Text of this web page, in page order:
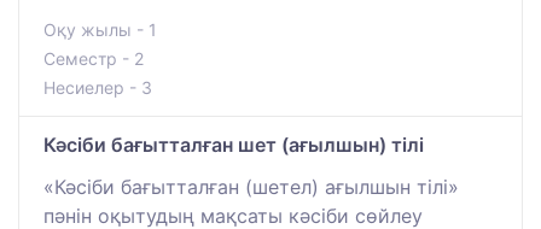
Оқу жылы - 1
Семестр - 2
Несиелер - 3
Кәсіби бағытталған шет (ағылшын) тілі
«Кәсіби бағытталған (шетел) ағылшын тілі»
пәнін оқытудың мақсаты кәсіби сөйлеу